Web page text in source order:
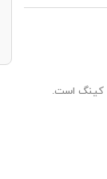
کینگ است.